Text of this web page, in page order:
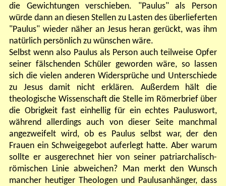
die Gewichtungen verschieben. "Paulus" als Person
würde dann an diesen Stellen zu Lasten des überlieferten
"Paulus" wieder näher an Jesus heran gerückt, was ihm
natürlich persönlich zu wünschen wäre.
Selbst wenn also Paulus als Person auch teilweise Opfer
seiner fälschenden Schüler geworden wäre, so lassen
sich die vielen anderen Widersprüche und Unterschiede
zu Jesus damit nicht erklären. Außerdem hält die
theologische Wissenschaft die Stelle im Römerbrief über
die Obrigkeit fast einhellig für ein echtes Pauluswort,
während allerdings auch von dieser Seite manchmal
angezweifelt wird, ob es Paulus selbst war, der den
Frauen ein Schweigegebot auferlegt hatte. Aber warum
sollte er ausgerechnet hier von seiner patriarchalisch-
römischen Linie abweichen? Man merkt den Wunsch
mancher heutiger Theologen und Paulusanhänger, dass